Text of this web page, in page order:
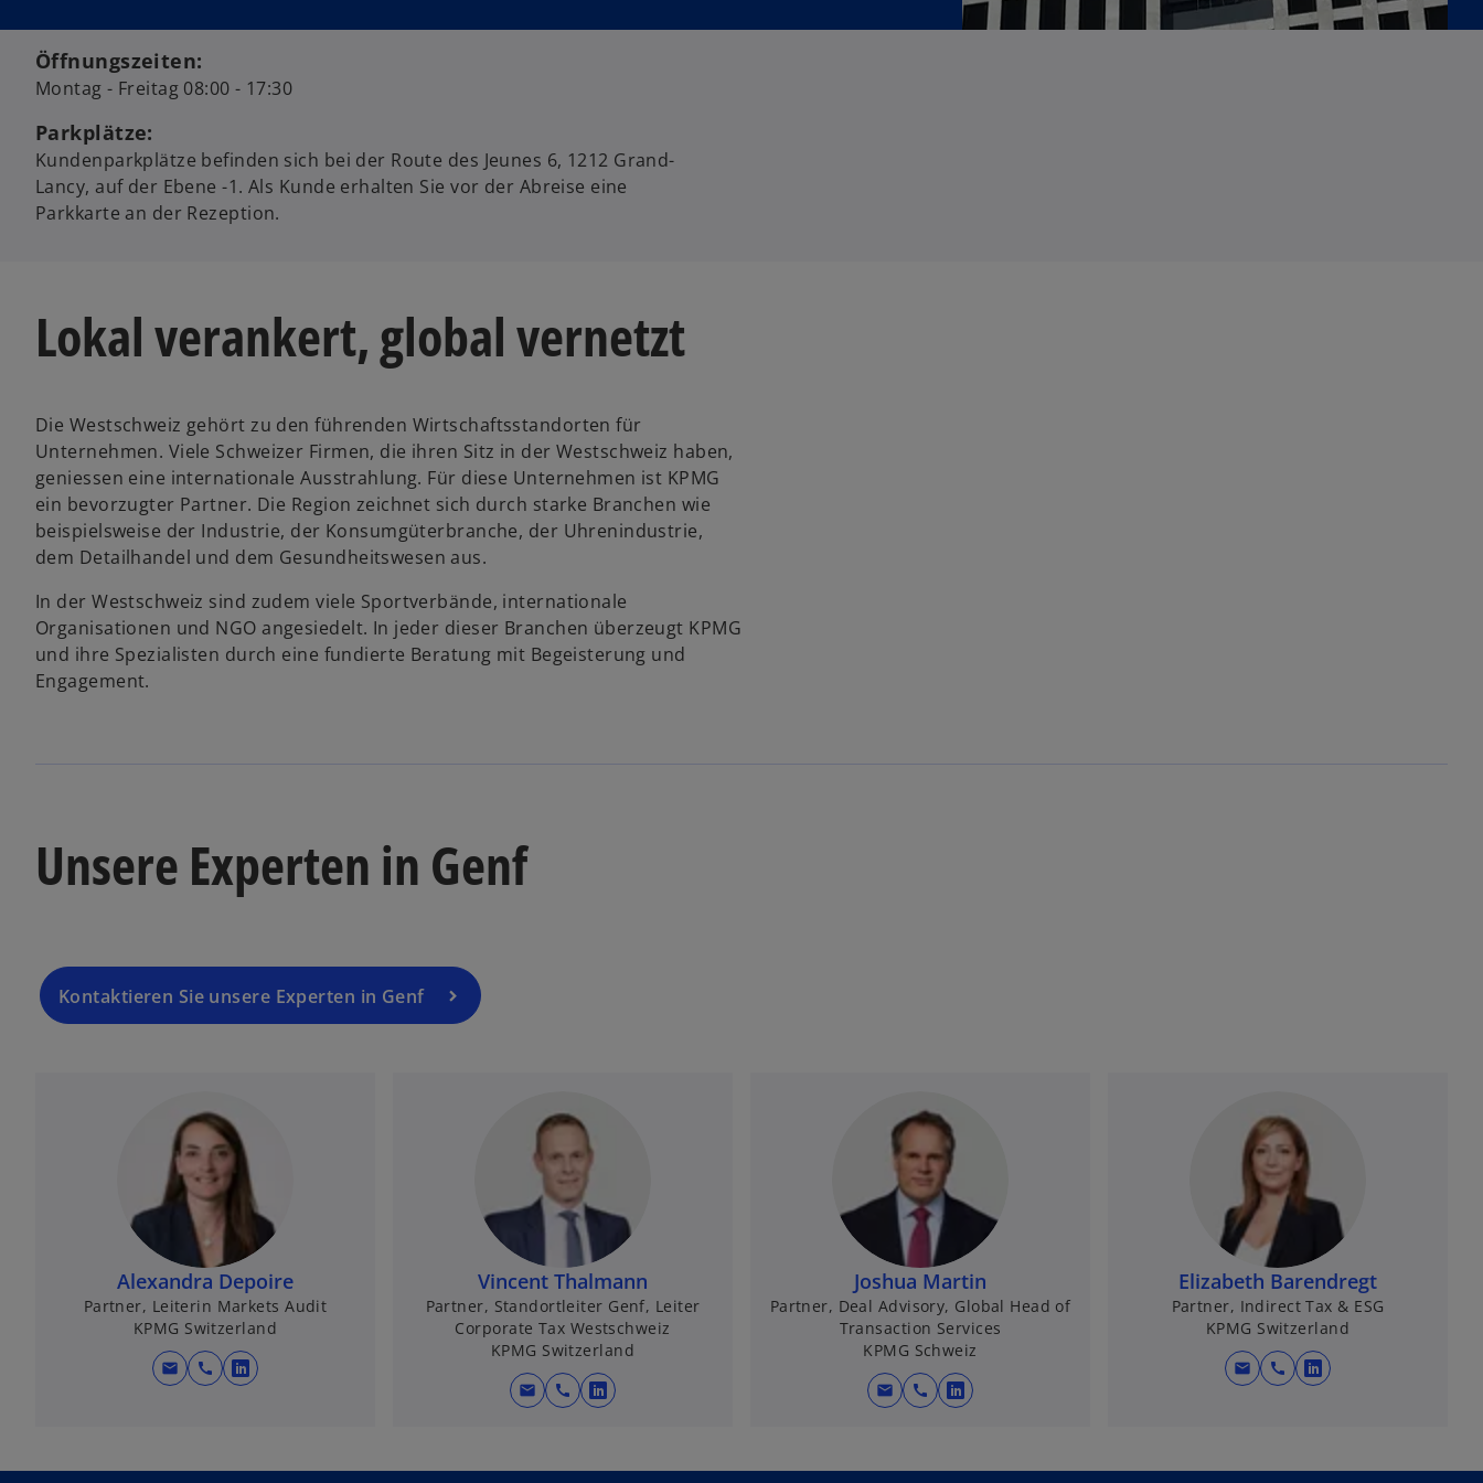
e
i
n
e
r
n
e
e
s
t
e
r
k
a
r
t
e
g
Öffnungszeiten:
Montag - Freitag 08:00 - 17:30
Parkplätze:
Kundenparkplätze befinden sich bei der Route des Jeunes 6, 1212 Grand-
Lancy, auf der Ebene -1. Als Kunde erhalten Sie vor der Abreise eine
Parkkarte an der Rezeption.
Lokal verankert, global vernetzt
Die Westschweiz gehört zu den führenden Wirtschaftsstandorten für
Unternehmen. Viele Schweizer Firmen, die ihren Sitz in der Westschweiz haben,
geniessen eine internationale Ausstrahlung. Für diese Unternehmen ist KPMG
ein bevorzugter Partner. Die Region zeichnet sich durch starke Branchen wie
beispielsweise der Industrie, der Konsumgüterbranche, der Uhrenindustrie,
dem Detailhandel und dem Gesundheitswesen aus.
In der Westschweiz sind zudem viele Sportverbände, internationale
Organisationen und NGO angesiedelt. In jeder dieser Branchen überzeugt KPMG
und ihre Spezialisten durch eine fundierte Beratung mit Begeisterung und
Engagement.
Unsere Experten in Genf
Kontaktieren Sie unsere Experten in Genf
Alexandra Depoire
Partner, Leiterin Markets Audit
KPMG Switzerland
mail call
w
Vincent Thalmann
Partner, Standortleiter Genf, Leiter
Corporate Tax Westschweiz
KPMG Switzerland
mail call
w
Joshua Martin
Partner, Deal Advisory, Global Head of
Transaction Services
KPMG Schweiz
mail call
w
Elizabeth Barendregt
Partner, Indirect Tax & ESG
KPMG Switzerland
mail call
w